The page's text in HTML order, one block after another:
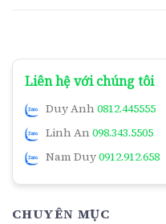
Liên hệ với chúng tôi
Duy Anh 0812.445555
Linh An 098.343.5505
Nam Duy0912.912.658
CHUYÊN MỤC